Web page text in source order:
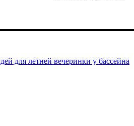
для летней вечеринки у бассейна